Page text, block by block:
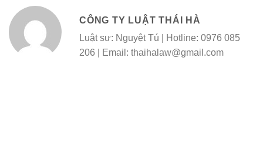
CÔNG TY LUẬT THÁI HÀ
Luật sư: Nguyệt Tú | Hotline: 0976 085
206 | Email: thaihalaw@gmail.com